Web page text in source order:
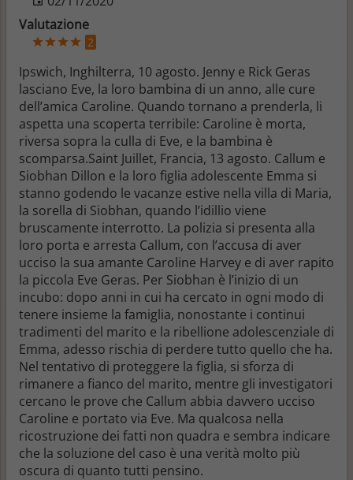
Valutazione
2
Ipswich, Inghilterra, 10 agosto. Jenny e Rick Geras
lasciano Eve, la loro bambina di un anno, alle cure
dell’amica Caroline. Quando tornano a prenderla, li
aspetta una scoperta terribile: Caroline è morta,
riversa sopra la culla di Eve, e la bambina è
scomparsa.Saint Juillet, Francia, 13 agosto. Callum e
Siobhan Dillon e la loro figlia adolescente Emma si
stanno godendo le vacanze estive nella villa di Maria,
la sorella di Siobhan, quando l’idillio viene
bruscamente interrotto. La polizia si presenta alla
loro porta e arresta Callum, con l’accusa di aver
ucciso la sua amante Caroline Harvey e di aver rapito
la piccola Eve Geras. Per Siobhan è l’inizio di un
incubo: dopo anni in cui ha cercato in ogni modo di
tenere insieme la famiglia, nonostante i continui
tradimenti del marito e la ribellione adolescenziale di
Emma, adesso rischia di perdere tutto quello che ha.
Nel tentativo di proteggere la figlia, si sforza di
rimanere a fianco del marito, mentre gli investigatori
cercano le prove che Callum abbia davvero ucciso
Caroline e portato via Eve. Ma qualcosa nella
ricostruzione dei fatti non quadra e sembra indicare
che la soluzione del caso è una verità molto più
oscura di quanto tutti pensino.